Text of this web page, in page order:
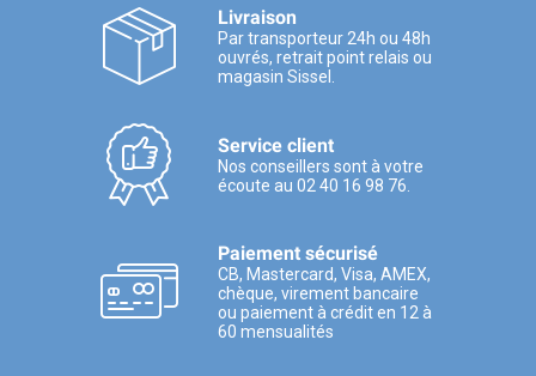
Livraison
Par transporteur 24h ou 48h
ouvrés, retrait point relais ou
magasin Sissel.
Service client
Nos conseillers sont à votre
écoute au 02 40 16 98 76.
Paiement sécurisé
CB, Mastercard, Visa, AMEX,
chèque, virement bancaire
ou paiement à crédit en 12 à
60 mensualités